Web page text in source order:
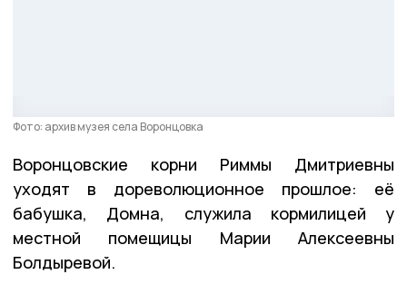
Фото: архив музея села Воронцовка
Воронцовские корни Риммы Дмитриевны
уходят в дореволюционное прошлое: её
бабушка, Домна, служила кормилицей у
местной помещицы Марии Алексеевны
Болдыревой.